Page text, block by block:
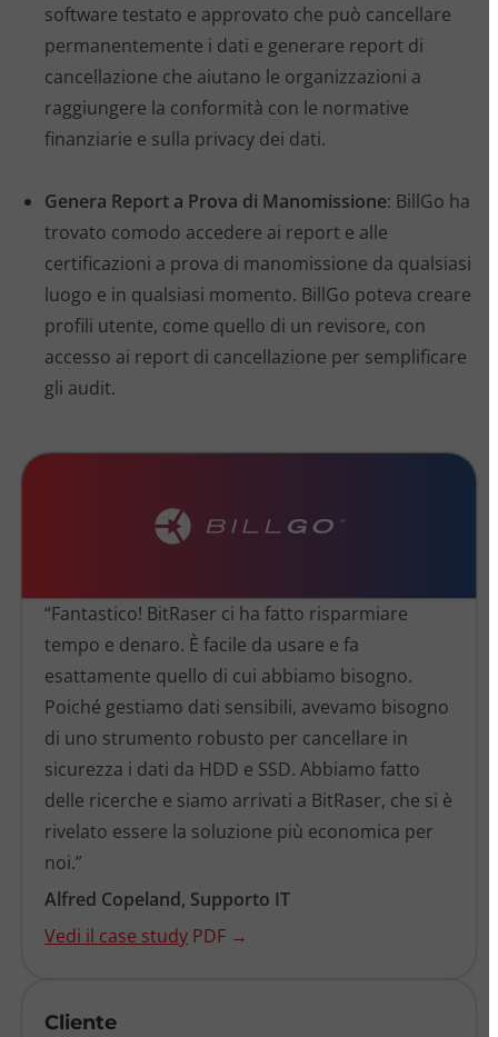
software testato e approvato che può cancellare
permanentemente i dati e generare report di
cancellazione che aiutano le organizzazioni a
raggiungere la conformità con le normative
finanziarie e sulla privacy dei dati.
Genera Report a Prova di Manomissione: BillGo ha
trovato comodo accedere ai report e alle
certificazioni a prova di manomissione da qualsiasi
luogo e in qualsiasi momento. BillGo poteva creare
profili utente, come quello di un revisore, con
accesso ai report di cancellazione per semplificare
gli audit.
“Fantastico! BitRaser ci ha fatto risparmiare
tempo e denaro. È facile da usare e fa
esattamente quello di cui abbiamo bisogno.
Poiché gestiamo dati sensibili, avevamo bisogno
di uno strumento robusto per cancellare in
sicurezza i dati da HDD e SSD. Abbiamo fatto
delle ricerche e siamo arrivati a BitRaser, che si è
rivelato essere la soluzione più economica per
noi.”
Alfred Copeland, Supporto IT
Vedi il case study PDF →
Cliente